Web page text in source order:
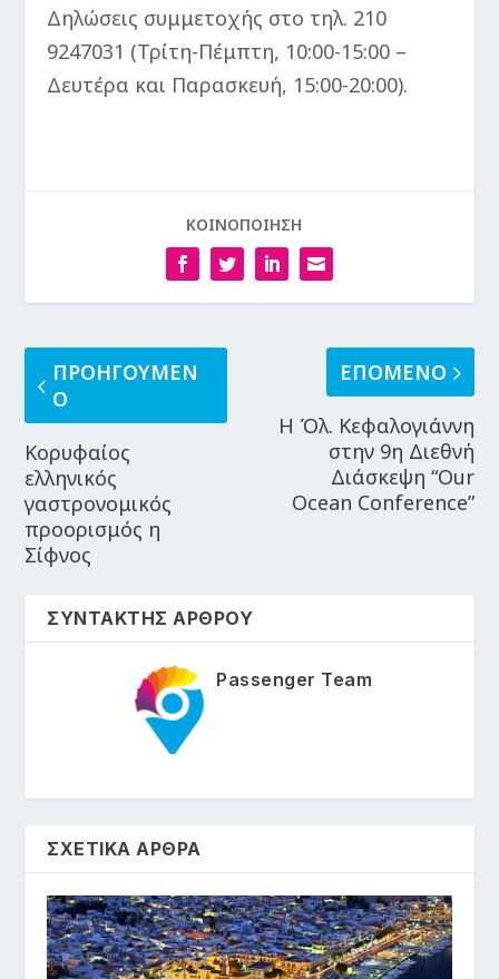
Δηλώσεις συμμετοχής στο τηλ. 210
9247031 (Τρίτη-Πέμπτη, 10:00-15:00 –
Δευτέρα και Παρασκευή, 15:00-20:00).
ΚΟΙΝΟΠΟΙΗΣΗ
ΠΡΟΗΓΟΥΜΕΝ
Ο
Κορυφαίος
ελληνικός
γαστρονομικός
προορισμός η
Σίφνος
ΕΠΟΜΕΝΟ
Η Όλ. Κεφαλογιάννη
στην 9η Διεθνή
Διάσκεψη “Our
Ocean Conference”
ΣΥΝΤΑΚΤΗΣ ΑΡΘΡΟΥ
Passenger Team
ΣΧΕΤΙΚΑ ΑΡΘΡΑ